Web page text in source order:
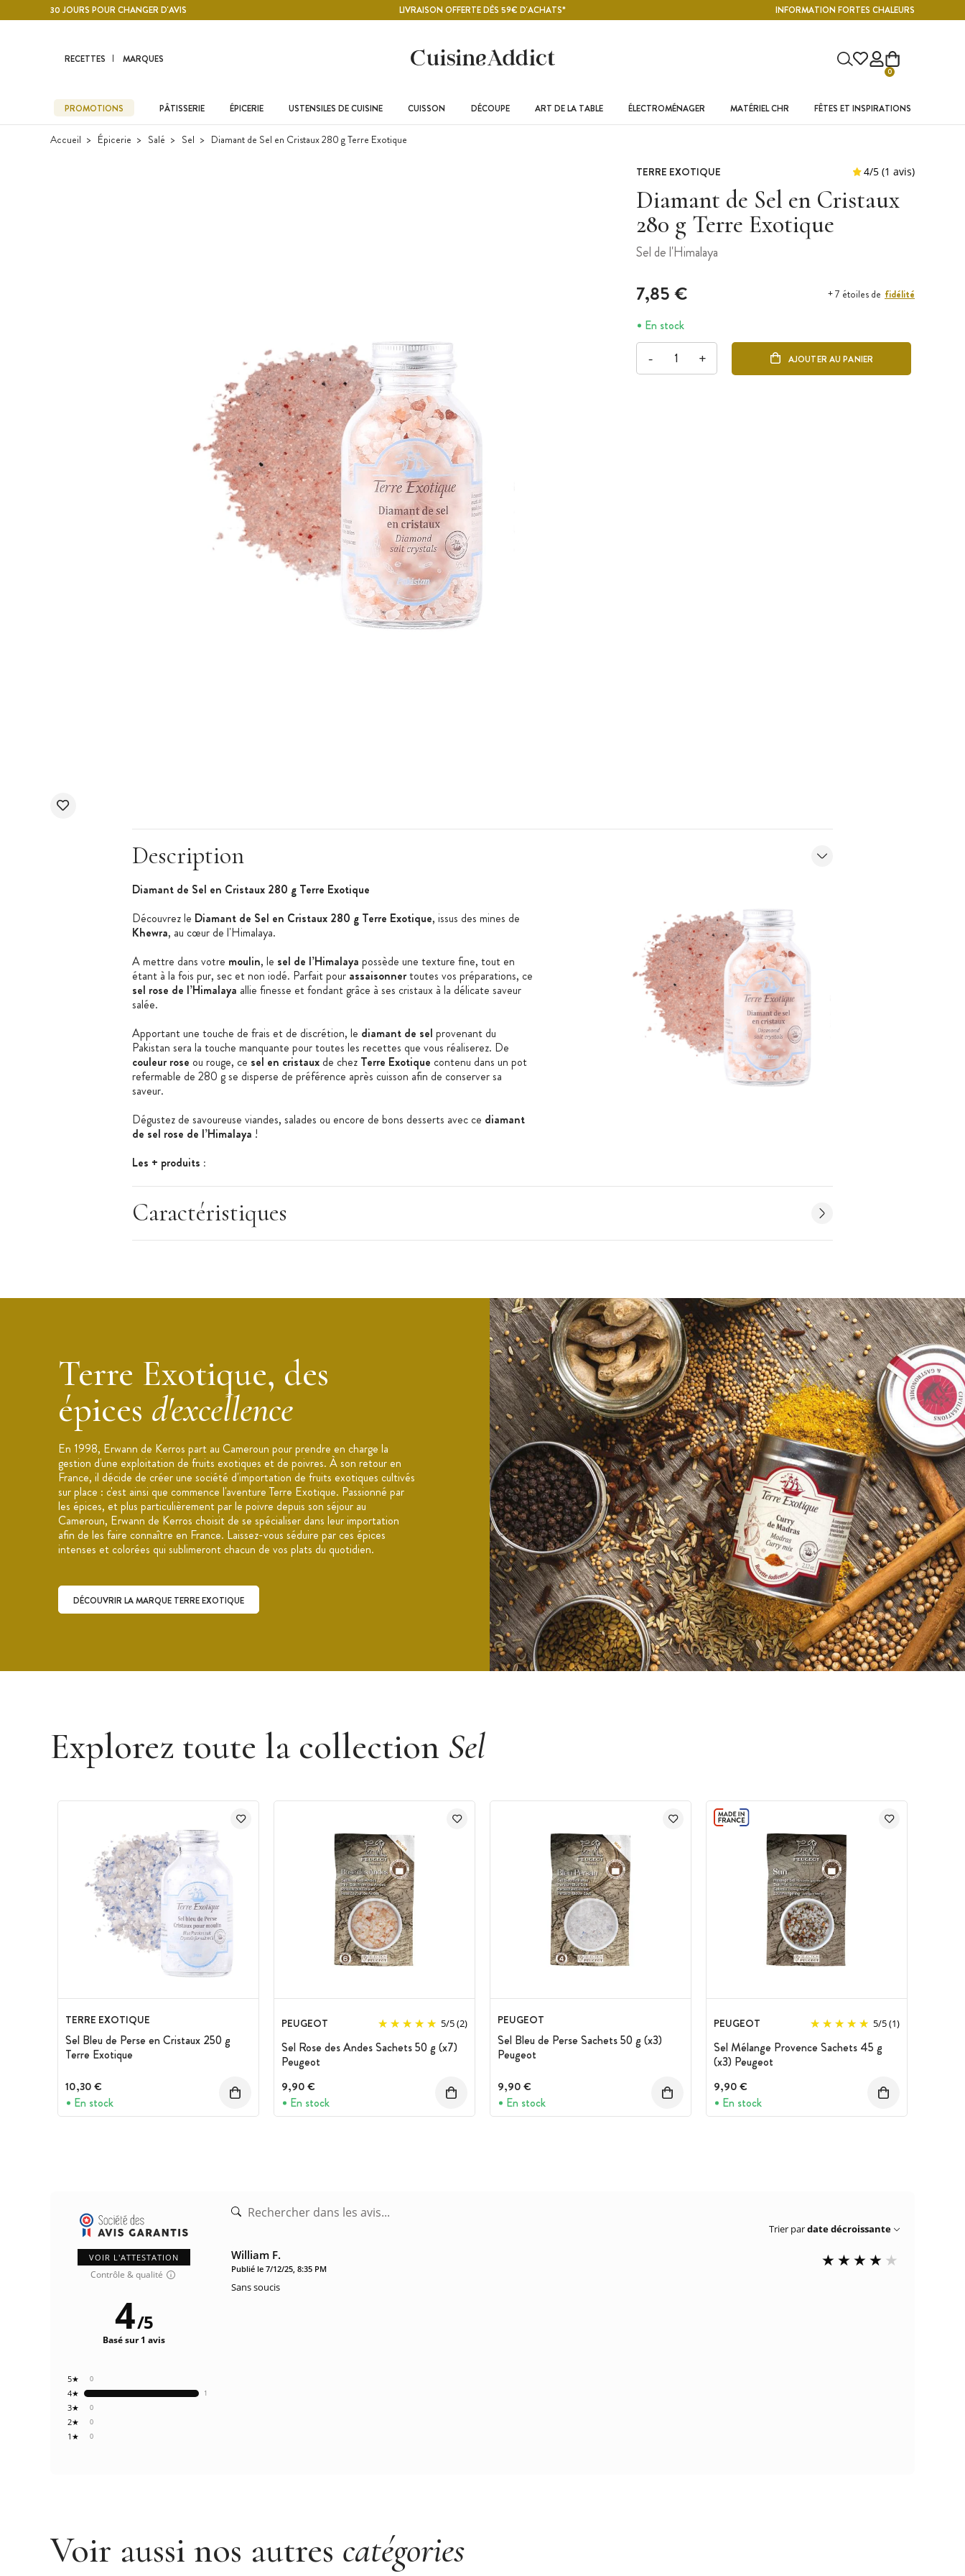
Contenu principal30 JOURS POUR CHANGER D'AVIS LIVRAISON OFFERTE DÈS 59€ D'ACHATS* INFORMATION FORTES CHALEURS
RECETTES MARQUES
0
PROMOTIONS PÂTISSERIE ÉPICERIE USTENSILES DE CUISINE CUISSON DÉCOUPE ART DE LA TABLE ÉLECTROMÉNAGER MATÉRIEL CHR FÊTES ET INSPIRATIONS
Accueil Épicerie Salé Sel Diamant de Sel en Cristaux 280 g Terre Exotique
TERRE EXOTIQUE
Diamant de Sel en Cristaux
280 g Terre Exotique
Sel de l'Himalaya
7,85 € + 7 étoiles de fidélité
En stock
- + AJOUTER AU PANIER
Description
Diamant de Sel en Cristaux 280 g Terre Exotique
Découvrez le Diamant de Sel en Cristaux 280 g Terre Exotique, issus des mines de
Khewra, au cœur de l'Himalaya.
A mettre dans votre moulin, le sel de l’Himalaya possède une texture fine, tout en
étant à la fois pur, sec et non iodé. Parfait pour assaisonnertoutes vos préparations, ce
sel rose de l’Himalaya allie finesse et fondant grâce à ses cristaux à la délicate saveur
salée.
Apportant une touche de frais et de discrétion, le diamant de sel provenant du
Pakistan sera la touche manquante pour toutes les recettes que vous réaliserez. De
couleur rose ou rouge, ce sel en cristauxde chezTerre Exotique contenu dans un pot
refermable de 280 g se disperse de préférence après cuisson afin de conserver sa
saveur.
Dégustez de savoureuse viandes, salades ou encore de bons desserts avec ce diamant
de sel rose de l’Himalaya !
Les + produits :
Sel rose de l’Himalaya
Pur, sec et non iodé
Allergènes : Peut contenir des traces de moutarde, céleri, sésame, fruits à coques
Arômes : frais et discret
Saveurs salées délicates
Conditionnement : pot refermable
Contenance : 280 g
Utilisation : viandes, desserts, salades
S’utilise uniquement après cuisson
Origine : Pakistan
Marque : Terre Exotique
Caractéristiques
Terre Exotique, des
épices d'excellence
En 1998, Erwann de Kerros part au Cameroun pour prendre en charge la
gestion d'une exploitation de fruits exotiques et de poivres. À son retour en
France, il décide de créer une société d'importation de fruits exotiques cultivés
sur place : c'est ainsi que commence l'aventure Terre Exotique. Passionné par
les épices, et plus particulièrement par le poivre depuis son séjour au
Cameroun, Erwann de Kerros choisit de se spécialiser dans leur importation
afin de les faire connaître en France. Laissez-vous séduire par ces épices
intenses et colorées qui sublimeront chacun de vos plats du quotidien.
DÉCOUVRIR LA MARQUE TERRE EXOTIQUE
Explorez toute la collection Sel
TERRE EXOTIQUE
Sel Bleu de Perse en Cristaux 250 g
Terre Exotique
10,30 €
En stock
PEUGEOT 5/5(2)
Sel Rose des Andes Sachets 50 g (x7)
Peugeot
9,90 €
En stock
PEUGEOT
Sel Bleu de Perse Sachets 50 g (x3)
Peugeot
9,90 €
En stock
PEUGEOT 5/5(1)
Sel Mélange Provence Sachets 45 g
(x3) Peugeot
9,90 €
En stock
VOIR L'ATTESTATION
Contrôle & qualité
0
1★
0
2★
0
3★
1
4★
0
5★
4/5
Basé sur 1 avis
Trier pardate décroissante
William F.
Publié le 7/12/25, 8:35 PM
Sans soucis
Voir aussi nos autres catégories